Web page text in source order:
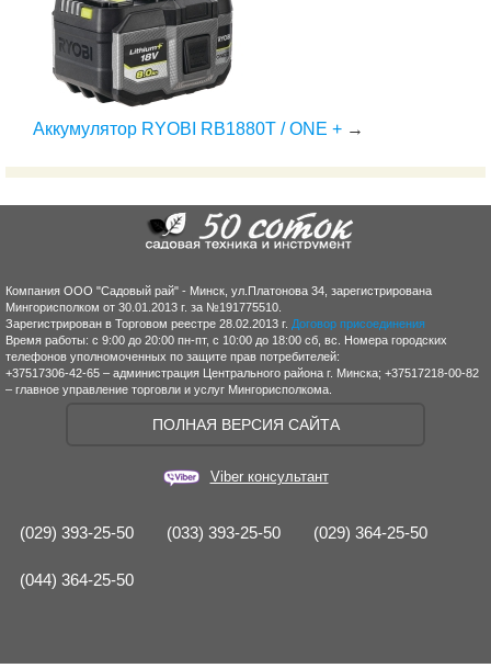
Аккумулятор RYOBI RB1880T / ONE + →
Компания ООО "Садовый рай" - Минск, ул.Платонова 34, зарегистрирована
Мингорисполком от 30.01.2013 г. за №191775510.
Зарегистрирован в Торговом реестре 28.02.2013 г. Договор присоединения
Время работы: с 9:00 до 20:00 пн-пт, с 10:00 до 18:00 сб, вс. Номера городских
телефонов уполномоченных по защите прав потребителей:
+37517306-42-65 – администрация Центрального района г. Минска; +37517218-00-82
– главное управление торговли и услуг Мингорисполкома.
ПОЛНАЯ ВЕРСИЯ САЙТА
Viber консультант
(029) 393-25-50 (033) 393-25-50 (029) 364-25-50
(044) 364-25-50